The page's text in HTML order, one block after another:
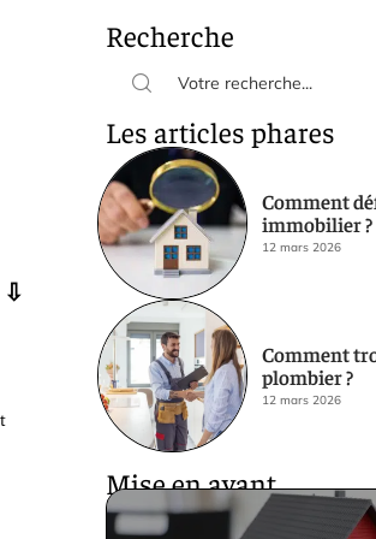
Recherche
Les articles phares
Comment
immobilier ?
12 mars 2026
Comment
plombier ?
12 mars 2026
Mise en avant